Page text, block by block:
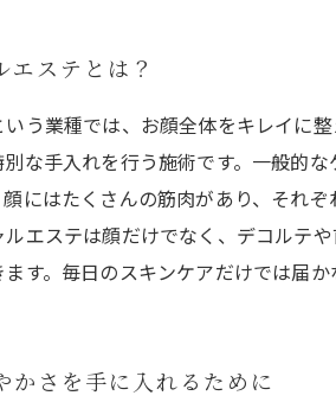
エステとは？
いう業種では、お顔全体をキレイに
な手入れを行う施術です。一般的
顔にはたくさんの筋肉があり、それ
ルエステは顔だけでなく、デコルテ
す。毎日のスキンケアだけでは届
かさを手に入れるために